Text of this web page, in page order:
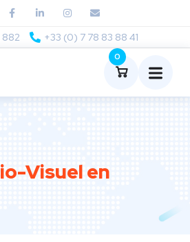
882 +33 (0) 7 78 83 88 41
0
Visuel en